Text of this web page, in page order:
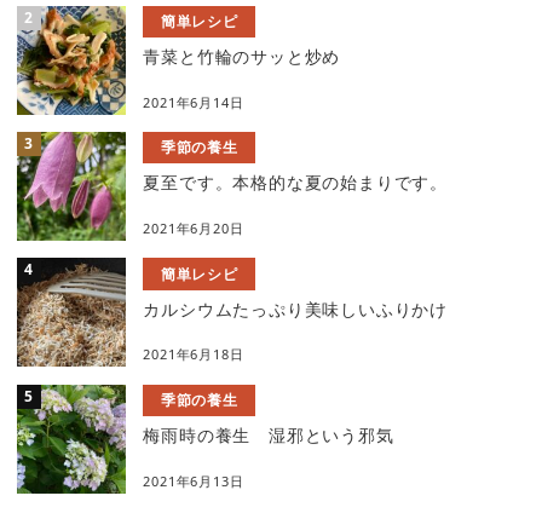
簡単レシピ
青菜と竹輪のサッと炒め
2021年6月14日
季節の養生
夏至です。本格的な夏の始まりです。
2021年6月20日
簡単レシピ
カルシウムたっぷり美味しいふりかけ
2021年6月18日
季節の養生
梅雨時の養生 湿邪という邪気
2021年6月13日